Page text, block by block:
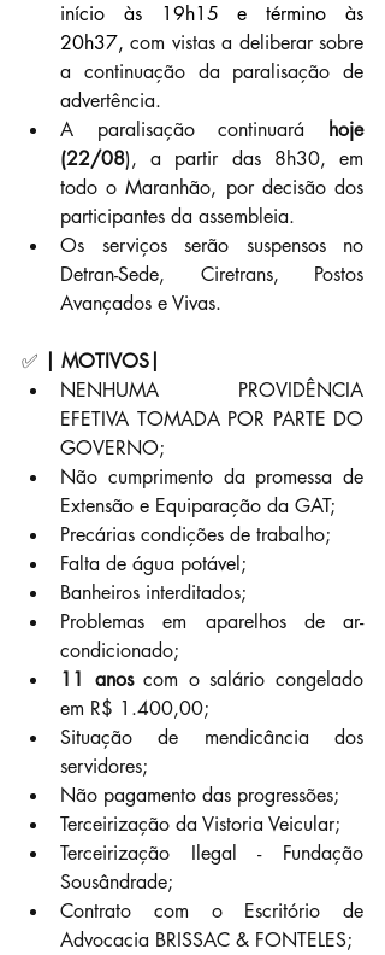
início às 19h15 e término às
20h37, com vistas a deliberar sobre
a continuação da paralisação de
advertência.
A paralisação continuará hoje
(22/08), a partir das 8h30, em
todo o Maranhão, por decisão dos
participantes da assembleia.
Os serviços serão suspensos no
Detran-Sede, Ciretrans, Postos
Avançados e Vivas.
✅
| MOTIVOS|
NENHUMA PROVIDÊNCIA
EFETIVA TOMADA POR PARTE DO
GOVERNO;
Não cumprimento da promessa de
Extensão e Equiparação da GAT;
Precárias condições de trabalho;
Falta de água potável;
Banheiros interditados;
Problemas em aparelhos de ar-
condicionado;
11 anos com o salário congelado
em R$ 1.400,00;
Situação de mendicância dos
servidores;
Não pagamento das progressões;
Terceirização da Vistoria Veicular;
Terceirização Ilegal - Fundação
Sousândrade;
Contrato com o Escritório de
Advocacia BRISSAC & FONTELES;